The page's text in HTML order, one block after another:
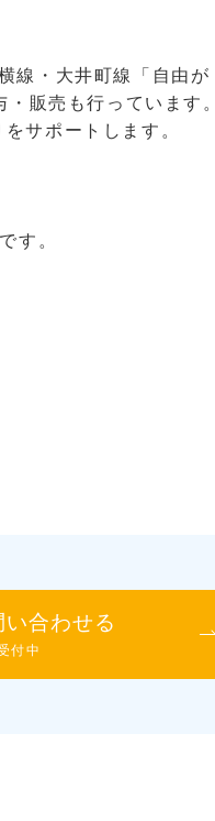
線・大井町線「自由が
販売も行っています。
サポートします。
す。
い合わせる
付中